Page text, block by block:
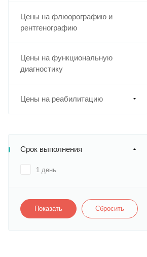
Цены на флюорографию и
рентгенографию
Цены на функциональную
диагностику
Цены на реабилитацию
Срок выполнения
1 день
Сбросить